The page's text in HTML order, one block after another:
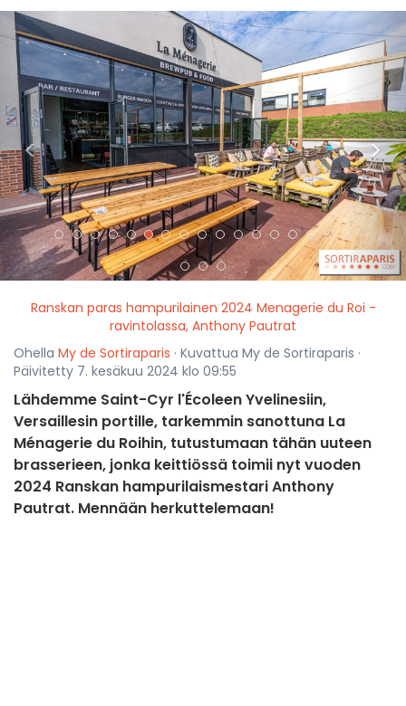
< >
Ranskan paras hampurilainen 2024 Menagerie du Roi -
ravintolassa, Anthony Pautrat
Ohella My de Sortiraparis · Kuvattua My de Sortiraparis ·
Päivitetty 7. kesäkuu 2024 klo 09:55
Lähdemme Saint-Cyr l'Écoleen Yvelinesiin,
Versaillesin portille, tarkemmin sanottuna La
Ménagerie du Roihin, tutustumaan tähän uuteen
brasserieen, jonka keittiössä toimii nyt vuoden
2024 Ranskan hampurilaismestari Anthony
Pautrat. Mennään herkuttelemaan!